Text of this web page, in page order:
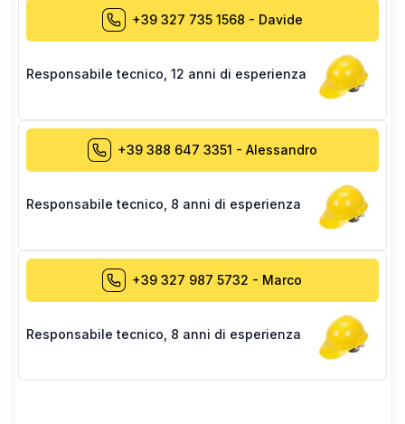
+39 327 735 1568 - Davide
Responsabile tecnico 12 anni di esperienza
+39 388 647 3351 - Alessandro
Responsabile tecnico 8 anni di esperienza
+39 327 987 5732 - Marco
Responsabile tecnico 8 anni di esperienza